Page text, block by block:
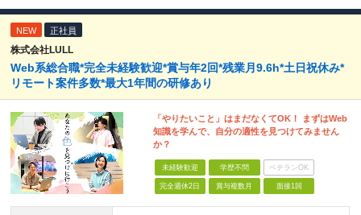
NEW 正社員
株式会社LULL
Web系総合職*完全未経験歓迎*賞与年2回*残業月9.6h*土日祝休み*
リモート案件多数*最大1年間の研修あり
「やりたいこと」はまだなくてOK！ まずはWeb
知識を学んで、自分の適性を見つけてみません
か？
未経験歓迎 学歴不問 ベテランOK
完全週休2日 賞与複数月 面接1回